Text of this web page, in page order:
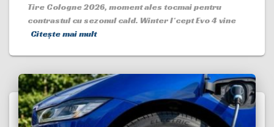
Tire Cologne 2026, moment ales tocmai pentru
contrastul cu sezonul cald. Winter I*cept Evo 4 vine
Citește mai mult